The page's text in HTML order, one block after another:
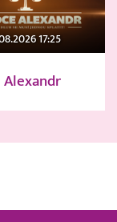
17:25
Alexandr